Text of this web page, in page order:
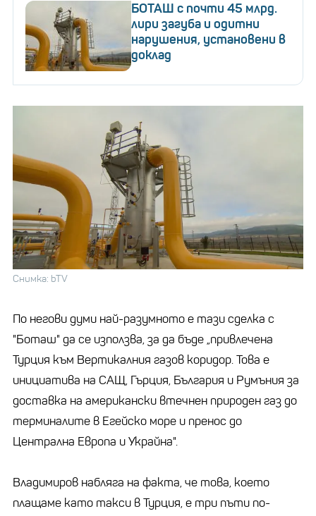
БОТАШ с почти 45 млрд.
лири загуба и одитни
нарушения, установени в
доклад
Снимка: bTV
По негови думи най-разумното е тази сделка с
"Боташ" да се използва, за да бъде „привлечена
Турция към Вертикалния газов коридор. Това е
инициатива на САЩ, Гърция, България и Румъния за
доставка на американски втечнен природен газ до
терминалите в Егейско море и пренос до
Централна Европа и Украйна".
Владимиров набляга на факта, че това, което
плащаме като такси в Турция, е три пъти по-